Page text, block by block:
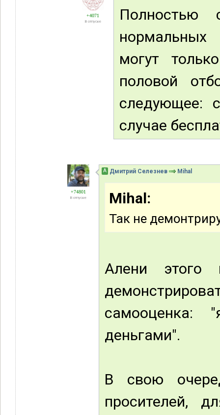
+4071
В отпуске
Полностью
могут
половой
следующее:
случае
+74801
В отпуске
А Дмитрий Селезнев Mihal
Mihal:
Так не
Алени
самооценка:
деньгами".
В свою
просителей,